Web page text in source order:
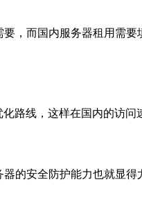
，而国内服务器租用需
路线，这样在国内的访问
的安全防护能力也就显